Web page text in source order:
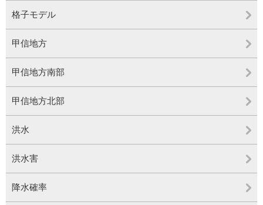
格子モデル
甲信地方
甲信地方南部
甲信地方北部
洪水
洪水害
降水確率